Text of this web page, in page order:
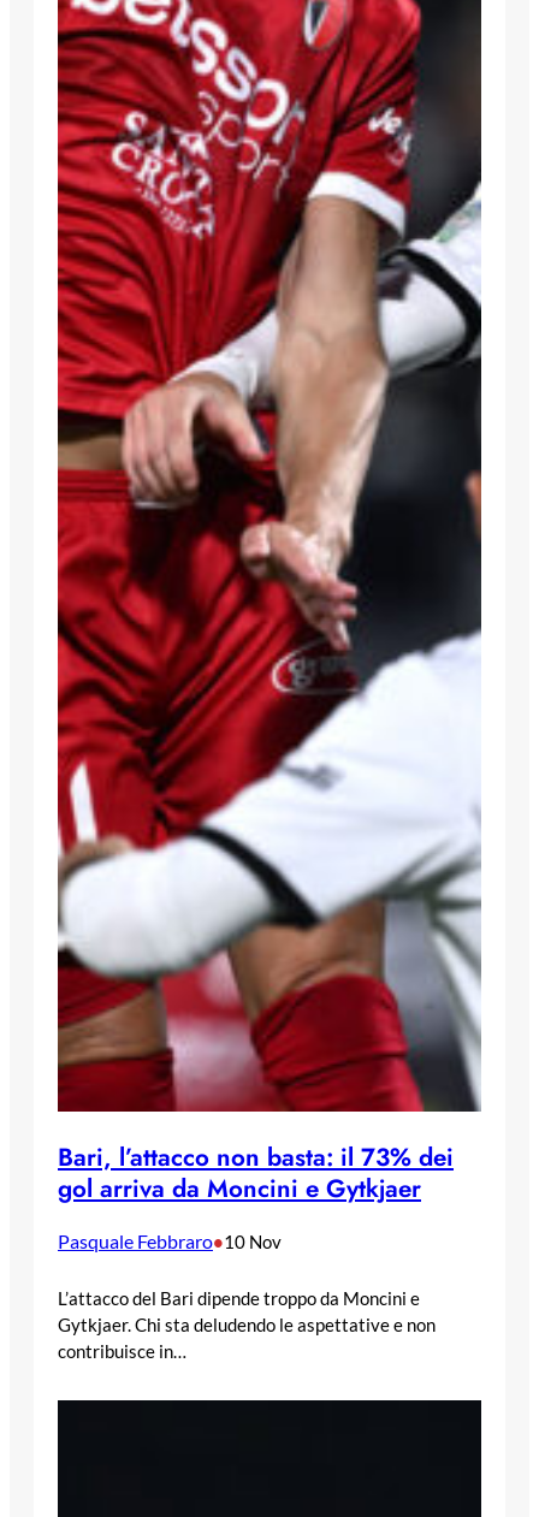
Bari, l’attacco non basta: il 73% dei
gol arriva da Moncini e Gytkjaer
Pasquale Febbraro•10 Nov
L’attacco del Bari dipende troppo da Moncini e
Gytkjaer. Chi sta deludendo le aspettative e non
contribuisce in…